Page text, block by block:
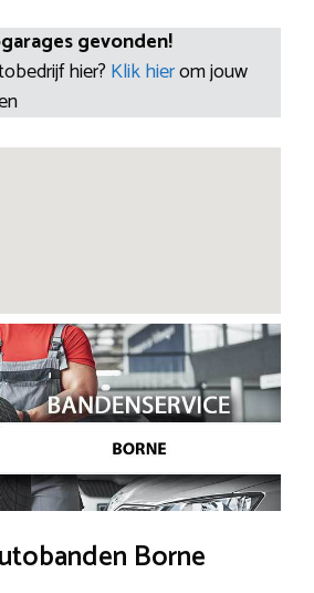
gevonden!
hier? Klik hierom jouw
Borne